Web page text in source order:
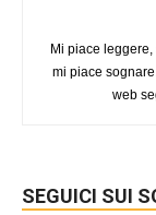
Mi piace
mi piace
web
SEGUICI SUI